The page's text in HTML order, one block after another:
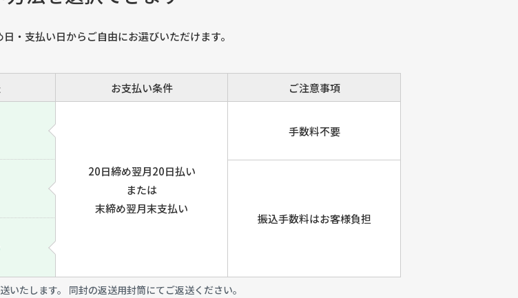
・支払い日からご自由にお選びいただけます。
お支払い条件 ご注意事項
20日締め翌月20日払い
または
末締め翌月末支払い
振込手数料はお客様負担
手数料不要
たします。 同封の返送用封筒にてご返送ください。